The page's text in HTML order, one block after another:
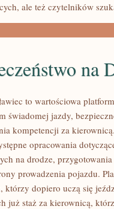
ale też czytelników
na
to wartościowa
świadomej jazdy,
kompetencji za
opracowania
na drodze,
prowadzenia pojazdu.
którzy dopiero uczą się
już staż za kierownicą,